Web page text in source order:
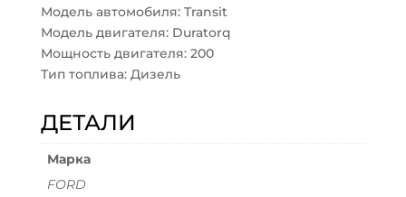
Модель автомобиля: Transit
Модель двигателя: Duratorq
Мощность двигателя: 200
Тип топлива: Дизель
ДЕТАЛИ
Марка
FORD